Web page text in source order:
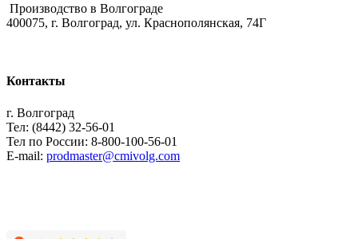
Производство в Волгограде
400075, г. Волгоград, ул. Краснополянская, 74Г
Контакты
г. Волгоград
Тел: (8442) 32-56-01
Тел по России: 8-800-100-56-01
E-mail: prodmaster@cmivolg.com